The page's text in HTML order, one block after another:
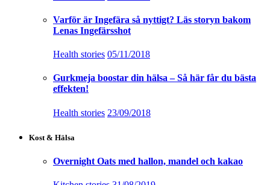
Varför är Ingefära så nyttigt? Läs storyn bakom
Lenas Ingefärsshot
Health stories 05/11/2018
Gurkmeja boostar din hälsa – Så här får du bästa
effekten!
Health stories 23/09/2018
Kost & Hälsa
Overnight Oats med hallon, mandel och kakao